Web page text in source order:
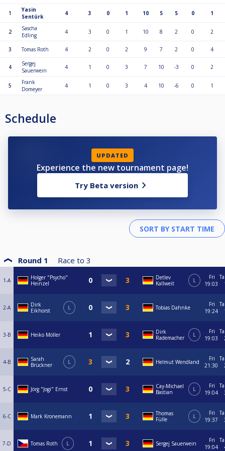
1
Yasin
Sentürk
4 3 0 1 10 5 5 0 1
2
Sascha
Edling
4 3 0 1 10 8 2 0 2
3 Tomas Roth 4 2 0 2 9 7 2 0 4
4
Sergej
Sauerwein
4 1 0 3 7 10 -3 0 2
5
Frank
Domeyer
4 1 0 3 4 10 -6 0 1
Schedule
UPDATED
Experience the new tournament page!
Try Beta version
Round 1 Race to 3
1-A
Holger "Psycho"
Heinzel
Detlev
Kallweit
L
Fri
19:03
2-A
Dirk
Eikhorst
L Tobias Dahnke
Fri
19:24
3-B Heiko Möller
Dirk
Rademacher
L
Fri
19:03
4-B
Sarah
Brückner
L Helmut Wendland
Fri
21:30
5-C Jörg "Jogi" Ernst
Cay-Michael
Bastian
L
Fri
19:04
6-C Mark Kronemann
Thomas
Fülle
L
Fri
19:37
7-D Tomas Roth L Sergej Sauerwein
Fri
19:04